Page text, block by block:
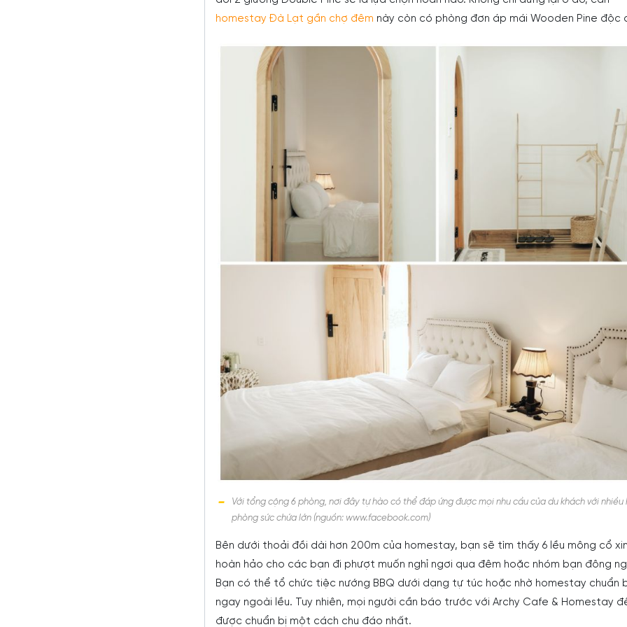
homestay Đà Lạt gần chợ đêm này còn có phòng đơn áp mái Wooden Pine độc
Với tổng cộng 6 phòng, nơi đây tự hào có thể đáp ứng được mọi nhu cầu của du khách với nhiều
phòng sức chứa lớn (nguồn: www.facebook.com)
Bên dưới thoải đồi dài hơn 200m của homestay, bạn sẽ tìm thấy 6 lều mông cổ
hoàn hảo cho các bạn đi phượt muốn nghỉ ngơi qua đêm hoặc nhóm bạn đông
Bạn có thể tổ chức tiệc nướng BBQ dưới dạng tự túc hoặc nhờ homestay chuẩn
ngay ngoài lều. Tuy nhiên, mọi người cần báo trước với Archy Cafe & Homestay
được chuẩn bị một cách chu đáo nhất.